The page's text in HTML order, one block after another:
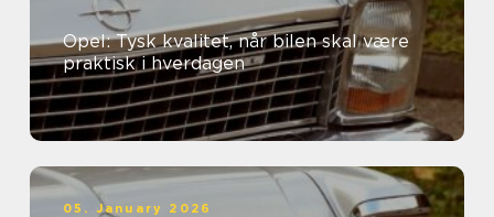
Opel: Tysk kvalitet, når bilen skal være
praktisk i hverdagen
05. January 2026